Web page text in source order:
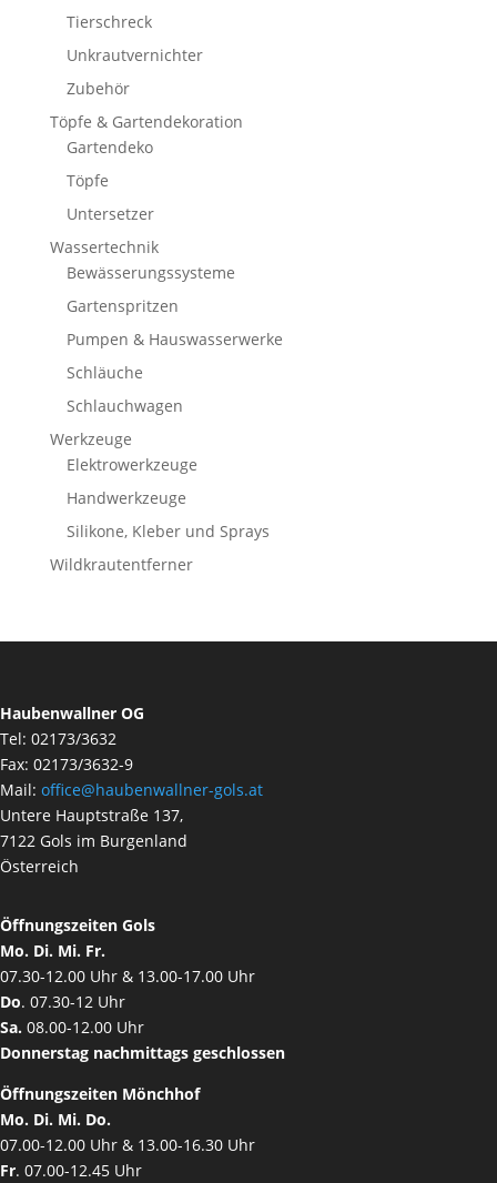
Tierschreck
Unkrautvernichter
Zubehör
Töpfe & Gartendekoration
Gartendeko
Töpfe
Untersetzer
Wassertechnik
Bewässerungssysteme
Gartenspritzen
Pumpen & Hauswasserwerke
Schläuche
Schlauchwagen
Werkzeuge
Elektrowerkzeuge
Handwerkzeuge
Silikone, Kleber und Sprays
Wildkrautentferner
Haubenwallner OG
Tel: 02173/3632
Fax: 02173/3632-9
Mail: office@haubenwallner-gols.at
Untere Hauptstraße 137,
7122 Gols im Burgenland
Österreich
Öffnungszeiten Gols
Mo. Di. Mi. Fr.
07.30-12.00 Uhr & 13.00-17.00 Uhr
Do. 07.30-12 Uhr
Sa. 08.00-12.00 Uhr
Donnerstag nachmittags geschlossen
Öffnungszeiten Mönchhof
Mo. Di. Mi. Do.
07.00-12.00 Uhr & 13.00-16.30 Uhr
Fr. 07.00-12.45 Uhr